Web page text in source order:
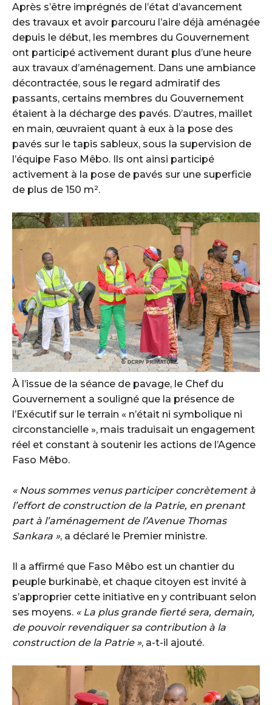
‎Après s’être imprégnés de l’état d’avancement
des travaux et avoir parcouru l’aire déjà aménagée
depuis le début, les membres du Gouvernement
ont participé activement durant plus d’une heure
aux travaux d’aménagement. Dans une ambiance
décontractée, sous le regard admiratif des
passants, certains membres du Gouvernement
étaient à la décharge des pavés. D’autres, maillet
en main, œuvraient quant à eux à la pose des
pavés sur le tapis sableux, sous la supervision de
l’équipe Faso Mêbo. Ils ont ainsi participé
activement à la pose de pavés sur une superficie
de plus de 150 m².
‎À l’issue de la séance de pavage, le Chef du
Gouvernement a souligné que la présence de
l’Exécutif sur le terrain « n’était ni symbolique ni
circonstancielle », mais traduisait un engagement
réel et constant à soutenir les actions de l’Agence
Faso Mêbo.
‎« Nous sommes venus participer concrètement à
l’effort de construction de la Patrie, en prenant
part à l’aménagement de l’Avenue Thomas
Sankara », a déclaré le Premier ministre.
‎Il a affirmé que Faso Mêbo est un chantier du
peuple burkinabè, et chaque citoyen est invité à
s’approprier cette initiative en y contribuant selon
ses moyens. « La plus grande fierté sera, demain,
de pouvoir revendiquer sa contribution à la
construction de la Patrie », a-t-il ajouté.